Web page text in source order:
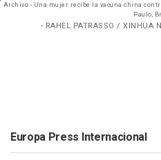
Archivo - Una mujer recibe la vacuna china
Paulo,
- RAHEL PATRASSO / XINHUA
Europa Press Internacional